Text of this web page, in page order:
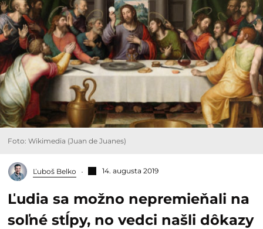
Foto: Wikimedia (Juan de Juanes)
Ľuboš Belko 14. augusta 2019
Ľudia sa možno nepremieňali na
soľné stĺpy, no vedci našli dôkazy